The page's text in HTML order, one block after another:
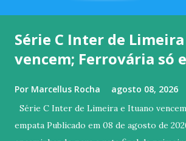
Série C Inter de
vencem; Ferrovária só
Por Marcellus Rocha agosto 08, 2026
Série C Inter de Limeira e Ituano
empata Publicado em 08 de agosto de